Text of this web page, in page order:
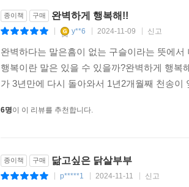
종이책 구매 완벽하게 행복해!!
y**6 2024-11-09 신고
완벽하다는 말은흠이 없는 구슬이라는 뜻에
행복이란 말은 있을 수 있을까?완벽하게 행
가 3년만에 다시 돌아와서 1년2개월째 천송
6명이 이 리뷰를 추천합니다.
종이책 구매 닮고싶은 닭살부부
p*****1 2024-11-11 신고